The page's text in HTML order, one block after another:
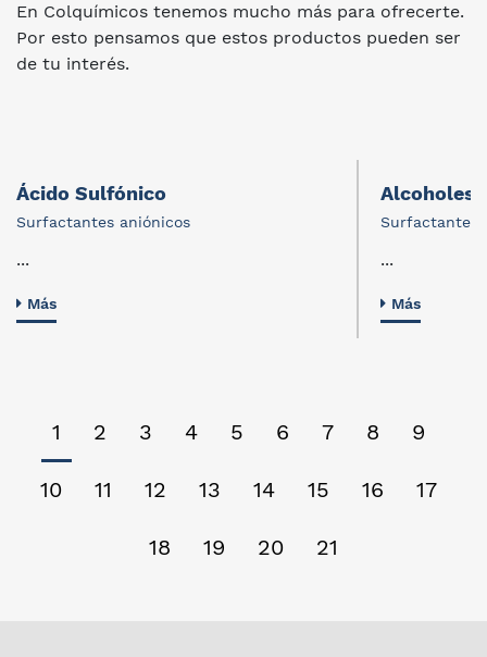
En Colquímicos tenemos mucho más para ofrecerte.
Por esto pensamos que estos productos pueden ser
de tu interés.
Ácido Sulfónico
Surfactantes aniónicos
...
Más
Alcoholes
Surfactantes
...
Más
1 2 3 4 5 6 7 8 9
10 11 12 13 14 15 16 17
18 19 20 21